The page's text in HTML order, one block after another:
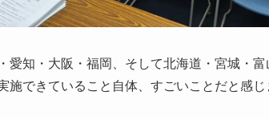
愛知・大阪・福岡、そして北海道・宮城・富
施できていること自体、すごいことだと感じ